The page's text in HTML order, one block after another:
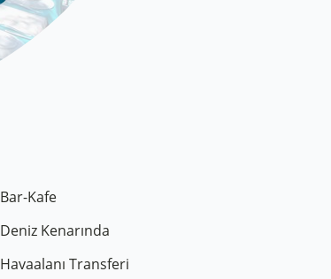
Bar-Kafe
Deniz Kenarında
Havaalanı Transferi